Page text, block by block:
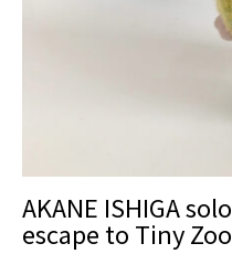
AKANE ISHIGA
escape to Tiny